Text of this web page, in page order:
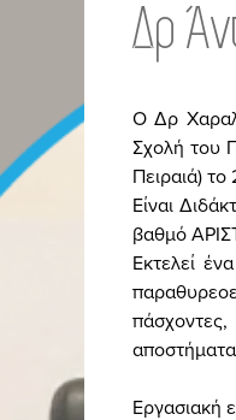
Δρ
Ο Δρ
Σχολή του
Πειραιά)
Είναι
βαθμό
Εκτελεί
Εργασιακή